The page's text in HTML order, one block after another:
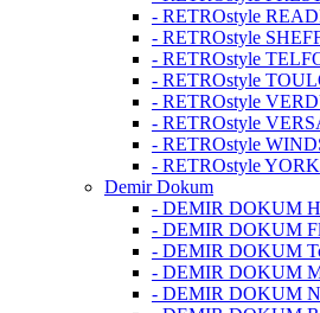
- RETROstyle
- RETROstyle
- RETROstyle
- RETROstyle
- RETROstyle
- RETROstyle
- RETROstyle
- RETROstyle YORK
Demir Dokum
- DEMIR DOKUM
- DEMIR DOKUM
- DEMIR DOKUM
- DEMIR DOKUM
- DEMIR DOKUM